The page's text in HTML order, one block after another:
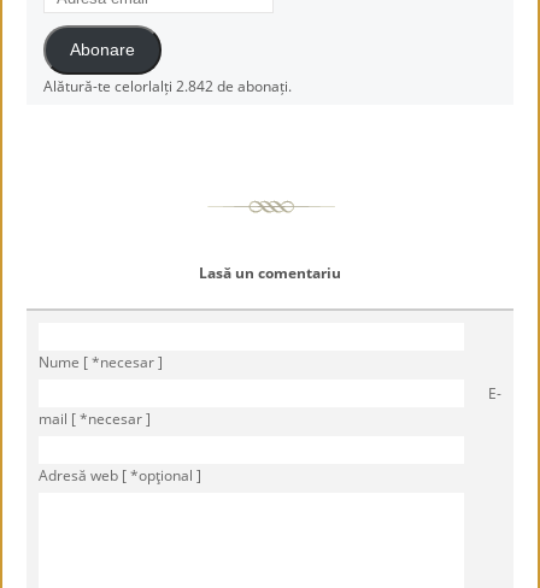
email
Abonare
Alătură-te celorlalți 2.842 de abonați.
Lasă un comentariu
Nume [ *necesar ]
E-
mail [ *necesar ]
Adresă web [ *opţional ]